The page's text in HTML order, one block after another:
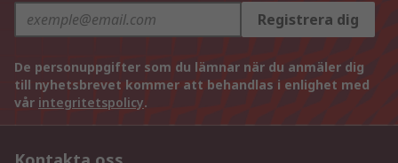
Registrera dig
De personuppgifter som du lämnar när du anmäler dig
till nyhetsbrevet kommer att behandlas i enlighet med
vår integritetspolicy.